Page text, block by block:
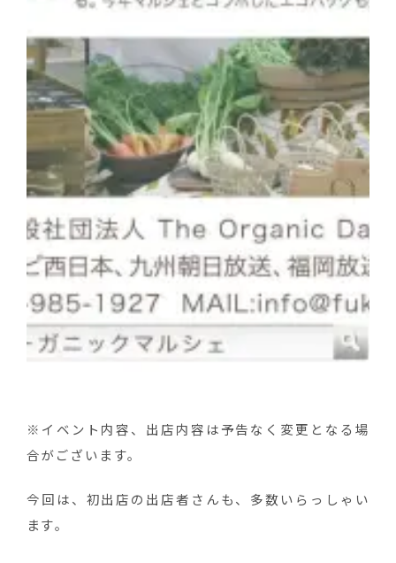
※イベント内容、出店内容は予告なく変更となる場
合がございます。
今回は、初出店の出店者さんも、多数いらっしゃい
ます。